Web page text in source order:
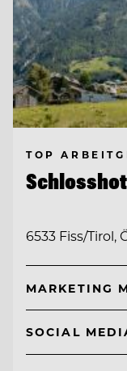
TOP
6533 Fiss/Tirol,
MARKETING
SOCIAL